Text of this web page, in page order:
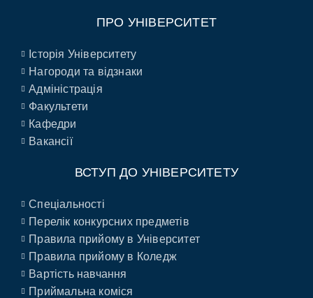
ПРО УНІВЕРСИТЕТ
Історія Університету
Нагороди та відзнаки
Адміністрація
Факультети
Кафедри
Вакансії
ВСТУП ДО УНІВЕРСИТЕТУ
Спеціальності
Перелік конкурсних предметів
Правила прийому в Університет
Правила прийому в Коледж
Вартість навчання
Приймальна коміся